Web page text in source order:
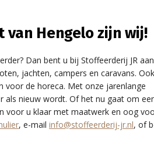
Hengelo zijn wij!
Dan bent u bij Stoffeerderij JR
jachten, campers en caravans. Ook
de horeca. Met onze jarenlange
als nieuw wordt. Of het nu gaat om
voor u klaar met maatwerk en oog
, e-mail info@stoffeerderij-jr.nl, of